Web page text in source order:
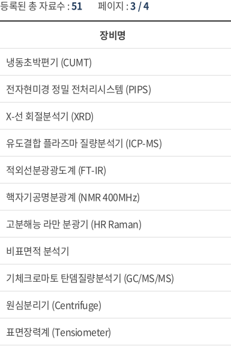
등록된 총 자료수 :51 페이지 :3 / 4
장비명
냉동초박편기 (CUMT)
전자현미경 정밀 전처리시스템 (PIPS)
X-선 회절분석기 (XRD)
유도결합 플라즈마 질량분석기 (ICP-MS)
적외선분광광도계 (FT-IR)
핵자기공명분광계 (NMR 400MHz)
고분해능 라만 분광기 (HR Raman)
비표면적 분석기
기체크로마토 탄뎀질량분석기 (GC/MS/MS)
원심분리기 (Centrifuge)
표면장력계 (Tensiometer)